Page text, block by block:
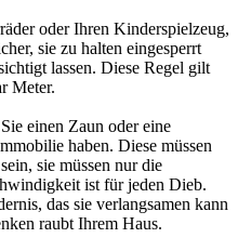
oder Ihren Kinderspielzeug,
sie zu halten eingesperrt
lassen. Diese Regel gilt
Meter.
einen Zaun oder eine
haben. Diese müssen
sie müssen nur die
ist für jeden Dieb.
das sie verlangsamen kann
raubt Ihrem Haus.